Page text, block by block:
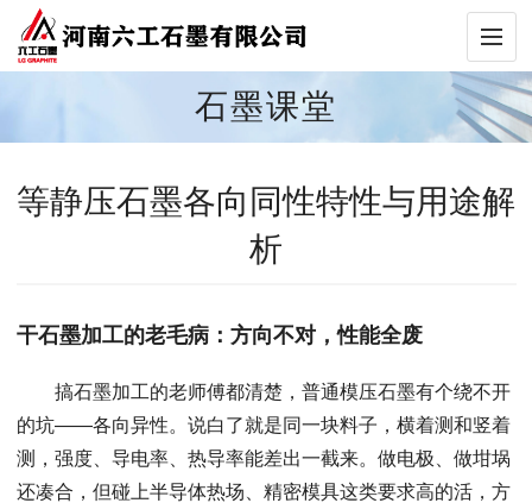
石墨课堂
等静压石墨各向同性特性与用途解
析
干石墨加工的老毛病：方向不对，性能全废
搞石墨加工的老师傅都清楚，普通模压石墨有个绕不开
的坑——各向异性。说白了就是同一块料子，横着测和竖着
测，强度、导电率、热导率能差出一截来。做电极、做坩埚
还凑合，但碰上半导体热场、精密模具这类要求高的活，方